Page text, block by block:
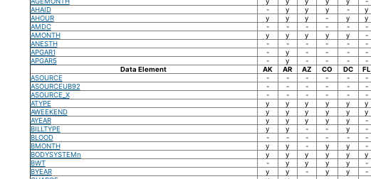
AHAID
- y y y - y
AHOUR
y y y - y y
AMDC
- - - - - -
AMONTH
y y y y y -
ANESTH
- - - - - -
APGAR1
- y - - - -
APGAR5
- y - - - -
Data Element
AK AR AZ CO DC FL
ASOURCE
- - - - - -
ASOURCEUB92
- - - - - -
ASOURCE_X
- - - - - -
ATYPE
y y y y y y
AWEEKEND
y y y y y y
AYEAR
y y y y y -
BILLTYPE
y y - - y -
BLOOD
- - - - - -
BMONTH
y y - y y -
BODYSYSTEMn
y y y y y y
BWT
- y y y y -
BYEAR
y y - y y -